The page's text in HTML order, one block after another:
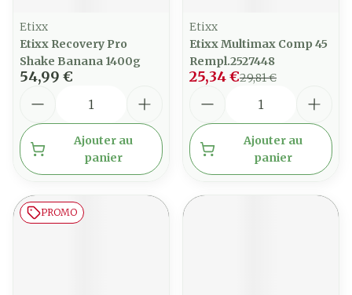
Etixx
Etixx Recovery Pro
Shake Banana 1400g
54,99 €
Ajouter au
panier
Etixx
Etixx Multimax Comp 45
Rempl.2527448
29,81 €
25,34 €
Ajouter au
panier
PROMO